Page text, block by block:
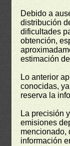
Debido a
distribución
dificultades
obtención,
estimación
Lo anterior
conocidas,
reserva la
La precisión
emisiones
mencionado,
información